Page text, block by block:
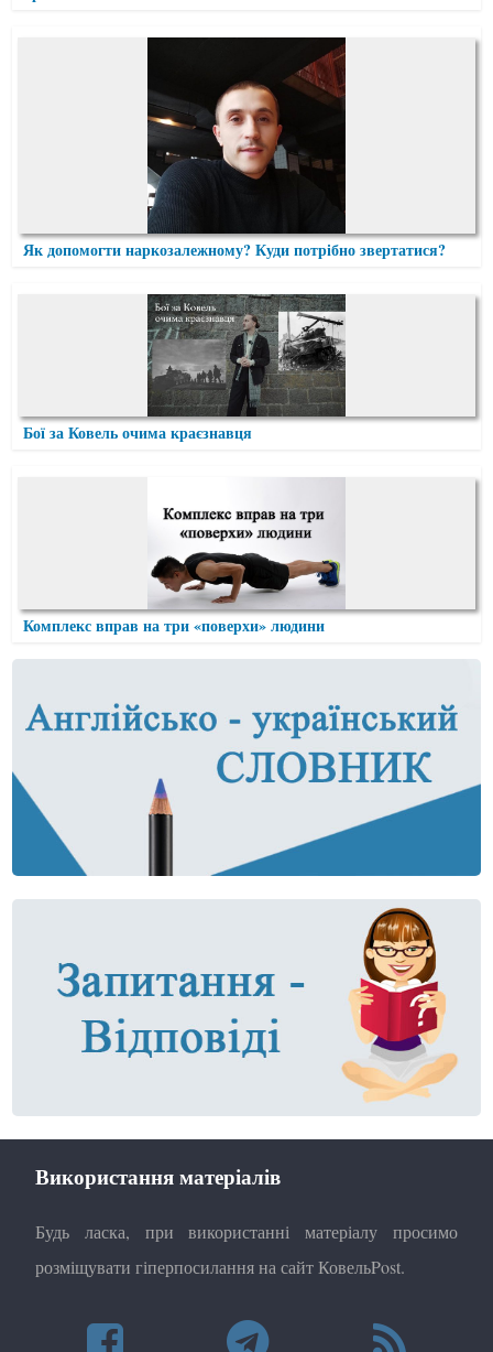
Як допомогти наркозалежному? Куди потрібно звертатися?
Бої за Ковель очима краєзнавця
Комплекс вправ на три «поверхи» людини
Використання матеріалів
Будь ласка, при використанні матеріалу просимо
розміщувати гіперпосилання на сайт КовельPost.